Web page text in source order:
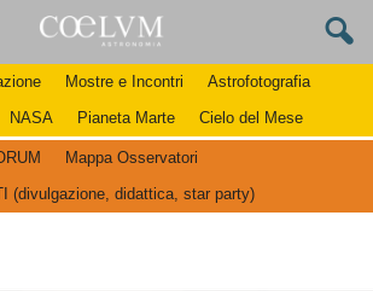
Mostre e Incontri
Astrofotografia
NASA Pianeta Marte Cielo del Mese
Mappa Osservatori
(divulgazione, didattica, star party)